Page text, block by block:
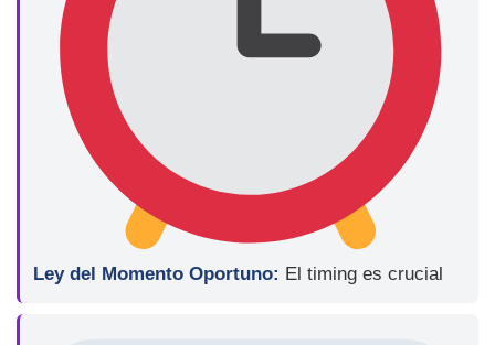
Ley del Momento Oportuno: El timing es crucial